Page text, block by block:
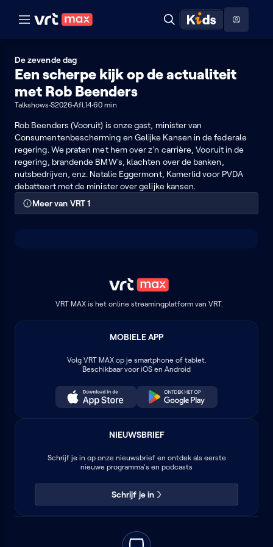
Naar hoofdinhoud Naar audiodescriptie Naar help
Zoeken
ontdekken
De zevende dag
Een scherpe kijk op de actualiteit
met Rob Beenders
Talkshows S2026 Afl.1460 min
Rob Beenders (Vooruit) is onze gast, minister van
Consumentenbescherming en Gelijke Kansen in de federale
regering. We praten met hem over z'n carrière, Vooruit in de
regering, brandende BMW's, klachten over de banken,
nutsbedrijven, enz. Natalie Eggermont, Kamerlid voor PVDA
debatteert met de minister over gelijke kansen.
Meer van VRT 1
VRT MAX is het online streamingplatform van VRT.
MOBIELE APP
Volg VRT MAXop je smartphone of tablet.
Beschikbaar voor iOS en Android
NIEUWSBRIEF
Schrijf je in op onze nieuwsbrief en ontdek als eerste
nieuwe programma's en podcasts
Schrijf je in